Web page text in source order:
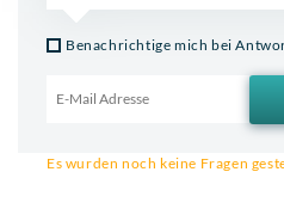
Benachrichtige mich bei
Es wurden noch keine Fragen